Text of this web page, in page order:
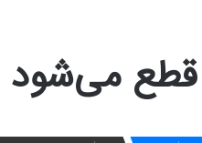
قطع می‌شود